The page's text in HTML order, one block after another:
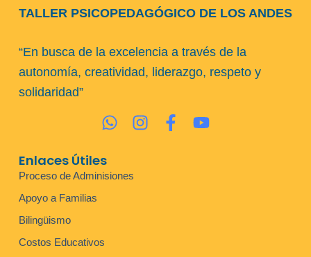
TALLER PSICOPEDAGÓGICO DE LOS ANDES
“En busca de la excelencia a través de la
autonomía, creatividad, liderazgo, respeto y
solidaridad”
Enlaces Útiles
Proceso de Adminisiones
Apoyo a Familias
Bilingüismo
Costos Educativos